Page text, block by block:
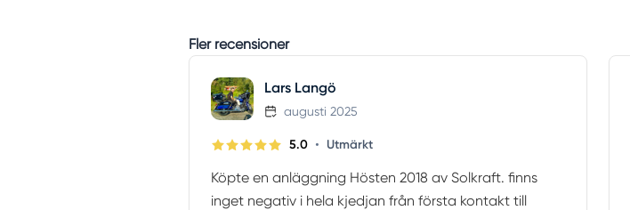
Fler recensioner
Lars Langö
augusti 2025
5.0 • Utmärkt
Köpte en anläggning Hösten 2018 av Solkraft. finns
inget negativ i hela kjedjan från första kontakt till